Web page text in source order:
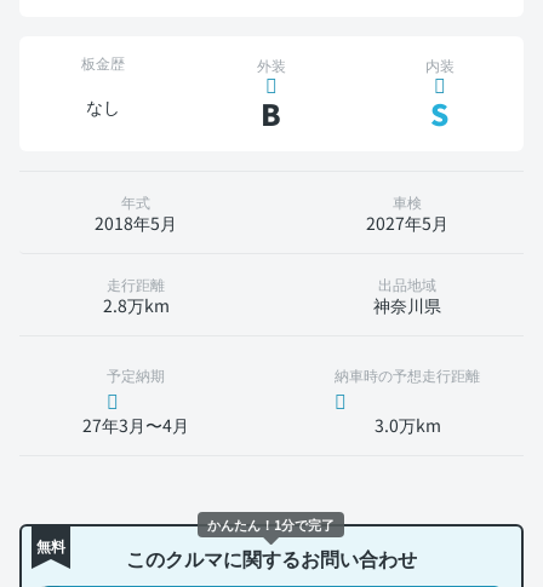
板金歴
なし
外装
B
内装
S
年式
2018年5月
車検
2027年5月
走行距離
2.8万km
出品地域
神奈川県
予定納期
27年3月〜4月
納車時の予想走行距離
3.0万km
無料 このクルマに関するお問い合わせ
かんたん！1分で完了